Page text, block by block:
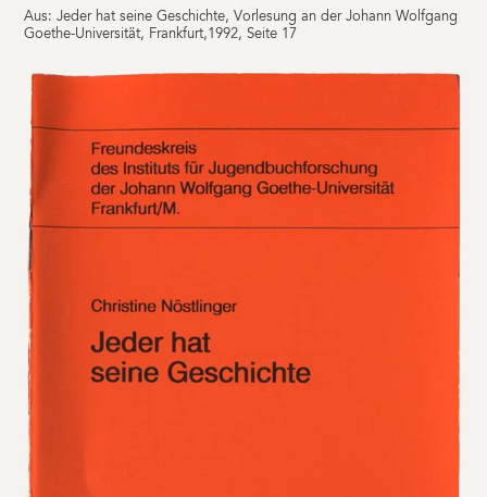
Aus: Jeder hat seine Geschichte, Vorlesung an der Johann Wolfgang
Goethe-Universität, Frankfurt,1992, Seite 17